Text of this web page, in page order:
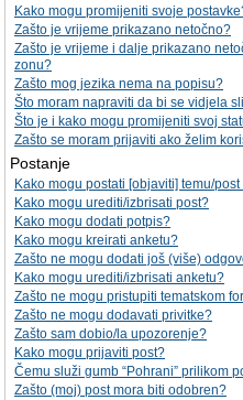
Kako mogu promijeniti svoje
Zašto je vrijeme prikazano netočno?
Zašto je vrijeme i dalje prikazano
zonu?
Zašto mog jezika nema na popisu?
Što moram napraviti da bi se vidjela
Što je i kako mogu promijeniti svoj
Zašto se moram prijaviti ako želim
Postanje
Kako mogu postati [objaviti] temu/
Kako mogu urediti/izbrisati post?
Kako mogu dodati potpis?
Kako mogu kreirati anketu?
Zašto ne mogu dodati još (više)
Kako mogu urediti/izbrisati anketu?
Zašto ne mogu pristupiti tematskom
Zašto ne mogu dodavati privitke?
Zašto sam dobio/la upozorenje?
Kako mogu prijaviti post?
Čemu služi gumb “Pohrani” prilikom
Zašto (moj) post mora biti odobren?